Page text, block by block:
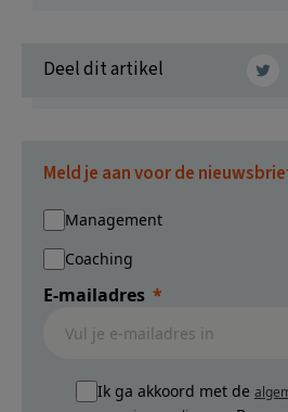
Deel dit artikel
Meld je aan voor de
Management
Coaching
E-mailadres
Ik ga akkoord met de